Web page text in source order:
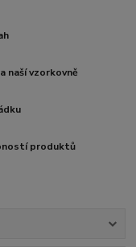
naší vzorkovně
produktů